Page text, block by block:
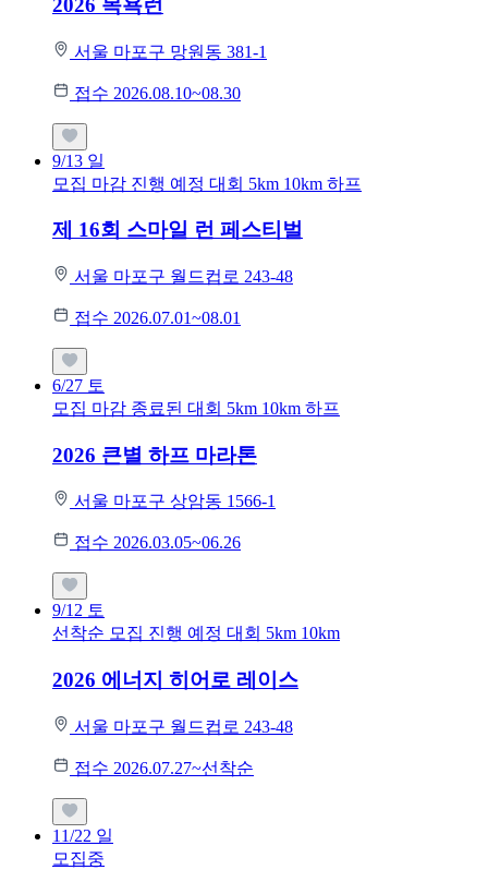
2026 목욕런
서울 마포구 망원동 381-1
접수 2026.08.10~08.30
9/13 일
모집 마감 진행 예정 대회 5km 10km 하프
제 16회 스마일 런 페스티벌
서울 마포구 월드컵로 243-48
접수 2026.07.01~08.01
6/27 토
모집 마감 종료된 대회 5km 10km 하프
2026 큰별 하프 마라톤
서울 마포구 상암동 1566-1
접수 2026.03.05~06.26
9/12 토
선착순 모집 진행 예정 대회 5km 10km
2026 에너지 히어로 레이스
서울 마포구 월드컵로 243-48
접수 2026.07.27~선착순
11/22 일
모집중